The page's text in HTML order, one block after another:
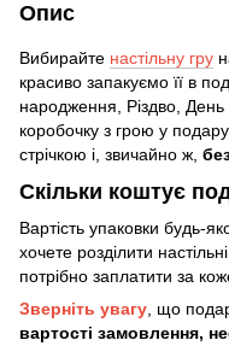
Опис
Вибирайте настільну гру
красиво запакуємо її в
народження, Різдво,
коробочку з грою у
стрічкою і, звичайно ж,
Скільки коштує
Вартість упаковки будь-
хочете розділити
потрібно заплатити за
Зверніть увагу , що
вартості замовлення,